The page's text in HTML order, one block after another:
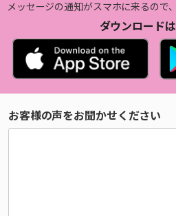
メッセージの通知がスマホに来るので
ダウンロード
お客様の声をお聞かせください